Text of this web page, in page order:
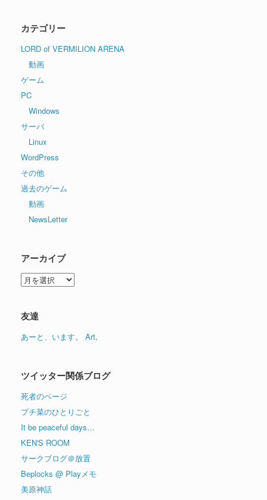
カテゴリー
LORD of VERMILION ARENA
動画
ゲーム
PC
Windows
サーバ
Linux
WordPress
その他
過去のゲーム
動画
NewsLetter
アーカイブ
ア
ー
イ
ブ
友達
あーと、います。 Art,
ツイッター関係ブログ
死者のページ
プチ菜のひとりごと
It be peaceful days…
KEN'S ROOM
サークブログ＠放置
Beplocks @ Playメモ
美原神話